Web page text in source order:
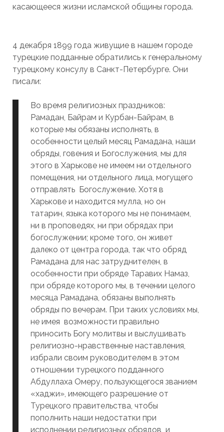
касающееся жизни исламской общины города.
4 декабря 1899 года живущие в нашем городе
турецкие подданные обратились к генеральному
турецкому консулу в Санкт-Петербурге. Они
писали:
Во время религиозных праздников:
Рамадан, Байрам и Курбан-Байрам, в
которые мы обязаны исполнять, в
особенности целый месяц Рамадана, наши
обряды, говения и Богослужения, мы для
этого в Харькове не имеем ни отдельного
помещения, ни отдельного лица, могущего
отправлять Богослужение. Хотя в
Харькове и находится мулла, но он
татарин, языка которого мы не понимаем,
ни в проповедях, ни при обрядах при
богослужении; кроме того, он живет
далеко от центра города, так что обряд
Рамадана для нас затруднителен, в
особенности при обряде Таравих Намаз,
при обряде которого мы, в течении целого
месяца Рамадана, обязаны выполнять
обряды по вечерам. При таких условиях мы,
не имея возможности правильно
приносить Богу молитвы и выслушивать
религиозно-нравственные наставления,
избрали своим руководителем в этом
отношении турецкого подданного
Абдуллаха Омеру, пользующегося званием
«хаджи», имеющего разрешение от
Турецкого правительства, чтобы
пополнить наши недостатки при
исполнении религиозных обрядов и